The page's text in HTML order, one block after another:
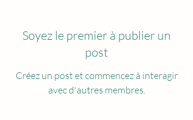
Soyez le premier à publier un
post
Créez un post et commencez à interagir
avec d'autres membres.